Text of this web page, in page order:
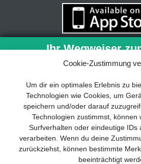
Cookie-Zustimmung
Um dir ein optimales Erlebnis zu
Technologien wie Cookies, um
speichern und/oder darauf
Technologien zustimmst, können
Surfverhalten oder eindeutige IDs
verarbeiten. Wenn du deine
zurückziehst, können bestimmte
beeinträchtigt
Ihr Wegweiser
nachhaltigen
jedes
Business Model
auf das
und stets im Blick
wirklich ankommt.
Abonnieren Sie